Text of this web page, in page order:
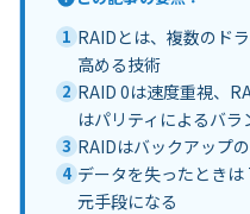
1 RAIDとは、複数のド
高める技術
2 RAID 0は速度重視、
はパリティによるバラ
3 RAIDはバックアップ
4 データを失ったとき
元手段になる